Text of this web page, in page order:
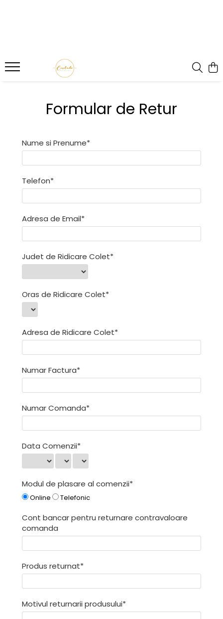
Formular de Retur
Nume si Prenume*
Telefon*
Adresa de Email*
Judet de Ridicare Colet*
Oras de Ridicare Colet*
Adresa de Ridicare Colet*
Numar Factura*
Numar Comanda*
Data Comenzii*
Modul de plasare al comenzii*
Online Telefonic
Cont bancar pentru returnare contravaloare
comanda
Produs returnat*
Motivul returnarii produsului*